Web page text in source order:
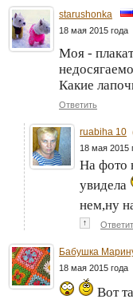
starushonka
18 мая 2015 года
Моя -
Какие
Ответить
ruabiha 10
18 мая 2015
На фото
увидела
нем,ну
↑
Бабушка
18 мая 2015 года
Вот